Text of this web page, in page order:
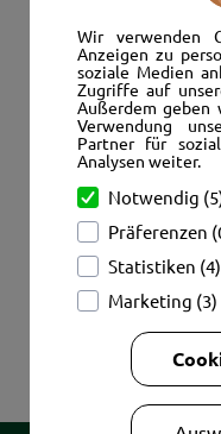
Wir verwenden
Anzeigen zu
soziale Medien
Zugriffe auf
Außerdem geben
Verwendung
Partner für
Analysen weiter.
Notwendig
Präferenzen
Statistiken (4)
Marketing (3)
Wir
Jaguar
Couch